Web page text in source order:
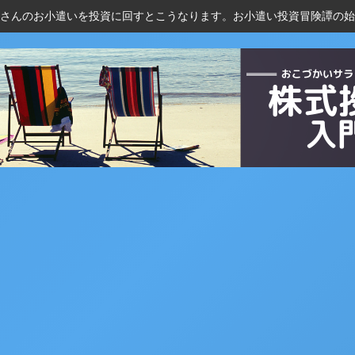
んのお小遣いを投資に回すとこうなります。お小遣い投資冒険譚の